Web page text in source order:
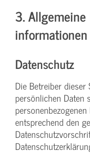
3.
informationen
Datenschutz
Die Betreiber
persönlichen Daten
entsprechend den